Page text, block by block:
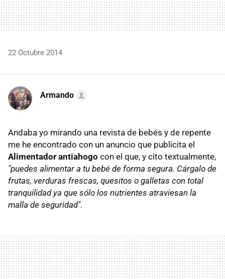
22 Octubre 2014
Armando
Andaba yo mirando una revista de bebés y de repente
me he encontrado con un anuncio que publicita el
Alimentador antiahogo con el que, y cito textualmente,
"puedes alimentar a tu bebé de forma segura. Cárgalo de
frutas, verduras frescas, quesitos o galletas con total
tranquilidad ya que sólo los nutrientes atraviesan la
malla de seguridad".